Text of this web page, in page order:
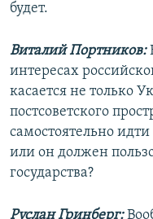
будет.
Виталий Портников:
интересах
касается не только
постсоветского
самостоятельно
или он должен
государства?
Руслан Гринберг: